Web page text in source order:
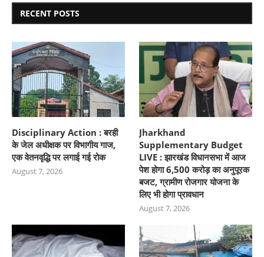
RECENT POSTS
Disciplinary Action : बरही
के जेल अधीक्षक पर विभागीय गाज,
एक वेतनवृद्धि पर लगाई गई रोक
August 7, 2026
Jharkhand
Supplementary Budget
LIVE : झारखंड विधानसभा में आज
पेश होगा 6,500 करोड़ का अनुपूरक
बजट, ग्रामीण रोजगार योजना के
लिए भी होगा प्रावधान
August 7, 2026